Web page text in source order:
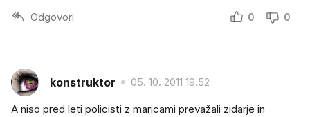
Odgovori 0 0
konstruktor 05. 10. 2011 19.52
A niso pred leti policisti z maricami prevažali zidarje in